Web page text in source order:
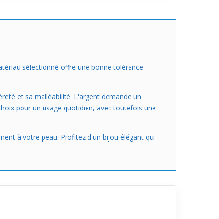
sélectionné offre une bonne tolérance
et sa malléabilité. L'argent demande un
pour un usage quotidien, avec toutefois une
à votre peau. Profitez d'un bijou élégant qui